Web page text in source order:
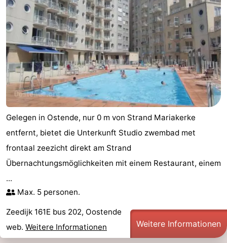
Route
-
Parken
-
Küstetram
Medizin
Adressen
Region
Westflandern
-
Brügge
-
Gent
-
Ypern
Die
Küste
-
Gelegen in Ostende, nur 0 m von Strand Mariakerke
entfernt, bietet die Unterkunft Studio zwembad met
frontaal zeezicht direkt am Strand
Übernachtungsmöglichkeiten mit einem Restaurant, einem
...
Max. 5 personen.
Zeedijk 161E bus 202, Oostende
web. Weitere Informationen Weitere Informationen